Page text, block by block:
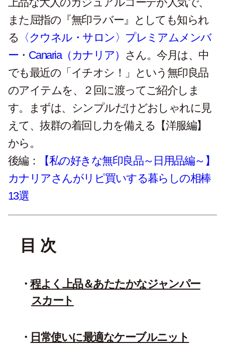
また屈指の『無印ラバー』としても知られ
る 〈クウネル・サロン〉プレミアムメンバ
ー ・ Canaria（カナリア）
さん。今月は、中
でも最近の「イチオシ！」という無印良品
のアイテムを、２回に渡ってご紹介しま
す。まずは、シンプルだけどおしゃれに見
えて、抜群の着回し力を備える【洋服編】
から。
後編：
【私の好きな無印良品～日用品編～】
カナリアさんがリピ買いする暮らしの相棒
13選
目 次
程よく上品＆あたたかなジャンパー
スカート
日常使いに最適なケーブルニット